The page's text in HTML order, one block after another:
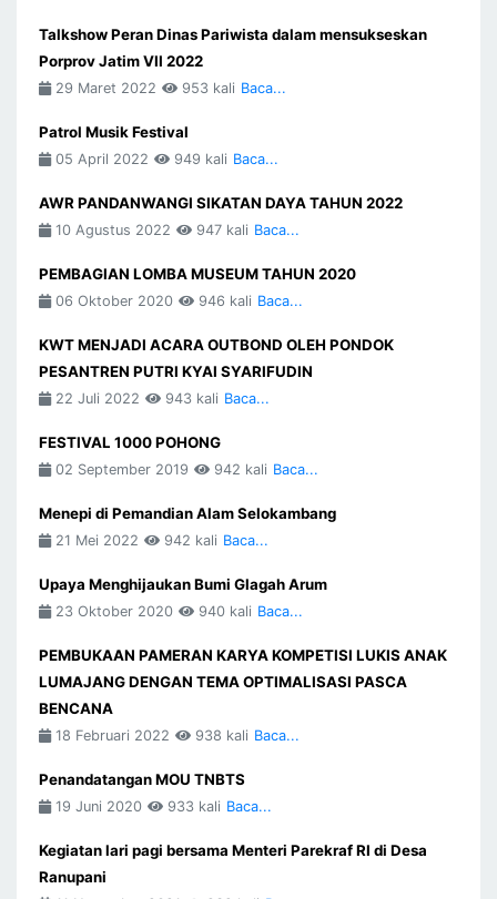
Talkshow Peran Dinas Pariwista dalam mensukseskan
Porprov Jatim VII 2022
29 Maret 2022 953 kali Baca...
Patrol Musik Festival
05 April 2022 949 kali Baca...
AWR PANDANWANGI SIKATAN DAYA TAHUN 2022
10 Agustus 2022 947 kali Baca...
PEMBAGIAN LOMBA MUSEUM TAHUN 2020
06 Oktober 2020 946 kali Baca...
KWT MENJADI ACARA OUTBOND OLEH PONDOK
PESANTREN PUTRI KYAI SYARIFUDIN
22 Juli 2022 943 kali Baca...
FESTIVAL 1000 POHONG
02 September 2019 942 kali Baca...
Menepi di Pemandian Alam Selokambang
21 Mei 2022 942 kali Baca...
Upaya Menghijaukan Bumi Glagah Arum
23 Oktober 2020 940 kali Baca...
PEMBUKAAN PAMERAN KARYA KOMPETISI LUKIS ANAK
LUMAJANG DENGAN TEMA OPTIMALISASI PASCA
BENCANA
18 Februari 2022 938 kali Baca...
Penandatangan MOU TNBTS
19 Juni 2020 933 kali Baca...
Kegiatan lari pagi bersama Menteri Parekraf RI di Desa
Ranupani